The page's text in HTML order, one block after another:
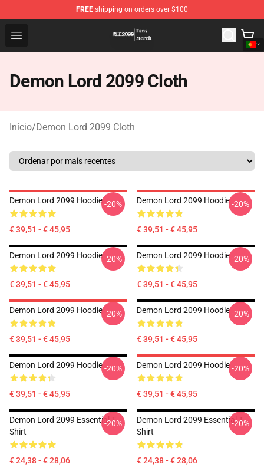
FREE shipping on orders over $100
Open menu
Demon Lord 2099 Store - Official Demon Lord 2099
Demon Lord 2099 Cloth
Início/Demon Lord 2099 Cloth
Demon Lord 2099 Hoodie
€ 39,51 - € 45,95
-20% Demon Lord 2099 Hoodie
€ 39,51 - € 45,95
-20%
Demon Lord 2099 Hoodie
€ 39,51 - € 45,95
-20% Demon Lord 2099 Hoodie
€ 39,51 - € 45,95
-20%
Demon Lord 2099 Hoodie
€ 39,51 - € 45,95
-20% Demon Lord 2099 Hoodie
€ 39,51 - € 45,95
-20%
Demon Lord 2099 Hoodie
€ 39,51 - € 45,95
-20% Demon Lord 2099 Hoodie
€ 39,51 - € 45,95
-20%
Demon Lord 2099 Essential T-
Shirt
€ 24,38 - € 28,06
-20%
Demon Lord 2099 Essential T-
Shirt
€ 24,38 - € 28,06
-20%